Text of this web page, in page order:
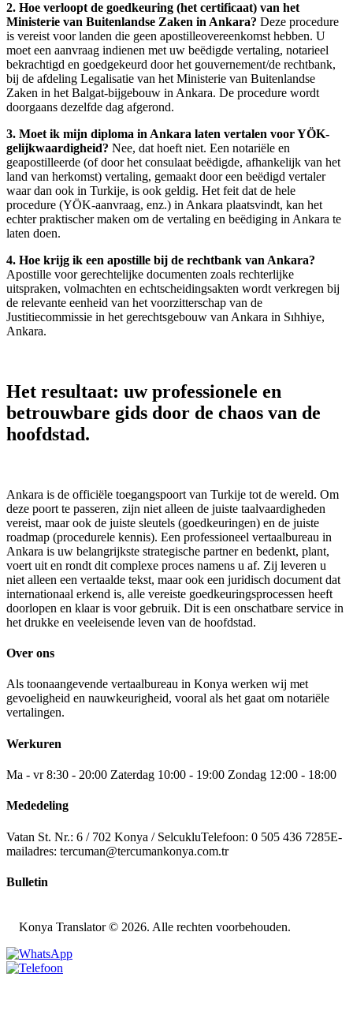
2. Hoe verloopt de goedkeuring (het certificaat) van het
Ministerie van Buitenlandse Zaken in Ankara? Deze procedure
is vereist voor landen die geen apostilleovereenkomst hebben. U
moet een aanvraag indienen met uw beëdigde vertaling, notarieel
bekrachtigd en goedgekeurd door het gouvernement/de rechtbank,
bij de afdeling Legalisatie van het Ministerie van Buitenlandse
Zaken in het Balgat-bijgebouw in Ankara. De procedure wordt
doorgaans dezelfde dag afgerond.
3. Moet ik mijn diploma in Ankara laten vertalen voor YÖK-
gelijkwaardigheid? Nee, dat hoeft niet. Een notariële en
geapostilleerde (of door het consulaat beëdigde, afhankelijk van het
land van herkomst) vertaling, gemaakt door een beëdigd vertaler
waar dan ook in Turkije, is ook geldig. Het feit dat de hele
procedure (YÖK-aanvraag, enz.) in Ankara plaatsvindt, kan het
echter praktischer maken om de vertaling en beëdiging in Ankara te
laten doen.
4. Hoe krijg ik een apostille bij de rechtbank van Ankara?
Apostille voor gerechtelijke documenten zoals rechterlijke
uitspraken, volmachten en echtscheidingsakten wordt verkregen bij
de relevante eenheid van het voorzitterschap van de
Justitiecommissie in het gerechtsgebouw van Ankara in Sıhhiye,
Ankara.
Het resultaat: uw professionele en
betrouwbare gids door de chaos van de
hoofdstad.
Ankara is de officiële toegangspoort van Turkije tot de wereld. Om
deze poort te passeren, zijn niet alleen de juiste taalvaardigheden
vereist, maar ook de juiste sleutels (goedkeuringen) en de juiste
roadmap (procedurele kennis). Een professioneel vertaalbureau in
Ankara is uw belangrijkste strategische partner en bedenkt, plant,
voert uit en rondt dit complexe proces namens u af. Zij leveren u
niet alleen een vertaalde tekst, maar ook een juridisch document dat
internationaal erkend is, alle vereiste goedkeuringsprocessen heeft
doorlopen en klaar is voor gebruik. Dit is een onschatbare service in
het drukke en veeleisende leven van de hoofdstad.
Over ons
Als toonaangevende vertaalbureau in Konya werken wij met
gevoeligheid en nauwkeurigheid, vooral als het gaat om notariële
vertalingen.
Werkuren
Ma - vr 8:30 - 20:00 Zaterdag 10:00 - 19:00 Zondag 12:00 - 18:00
Mededeling
Vatan St. Nr.: 6 / 702 Konya / SelcukluTelefoon: 0 505 436 7285E-
mailadres: tercuman@tercumankonya.com.tr
Bulletin
Konya Translator © 2026. Alle rechten voorbehouden.